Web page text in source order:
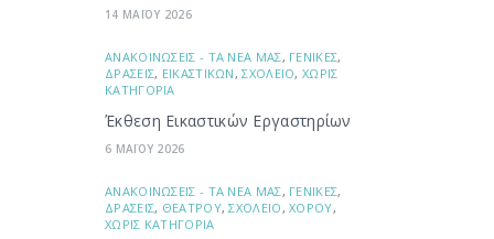
14 ΜΑΪΟΥ 2026
ΑΝΑΚΟΙΝΩΣΕΙΣ - ΤΑ ΝΕΑ ΜΑΣ, ΓΕΝΙΚΕΣ,
ΔΡΑΣΕΙΣ, ΕΙΚΑΣΤΙΚΩΝ ,ΣΧΟΛΕΙΟ,ΧΩΡΙΣ
ΚΑΤΗΓΟΡΙΑ
Έκθεση Εικαστικών Εργαστηρίων
6 ΜΑΪΟΥ 2026
ΑΝΑΚΟΙΝΩΣΕΙΣ - ΤΑ ΝΕΑ ΜΑΣ, ΓΕΝΙΚΕΣ,
ΔΡΑΣΕΙΣ, ΘΕΑΤΡΟΥ,ΣΧΟΛΕΙΟ ,ΧΟΡΟΥ,
ΧΩΡΙΣ ΚΑΤΗΓΟΡΙΑ